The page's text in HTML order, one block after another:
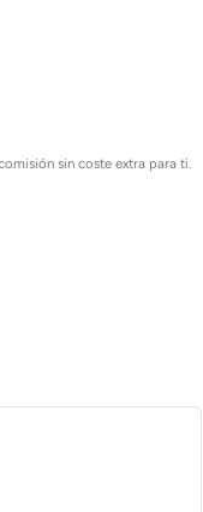
sin coste extra para ti.